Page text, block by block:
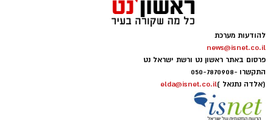
להודעות מערכת
news@isnet.co.il
פרסום באתר ראשון נט ורשת ישראל נט
התקשרו -050-7870908
(אלדה נתנאל )elda@isnet.co.il